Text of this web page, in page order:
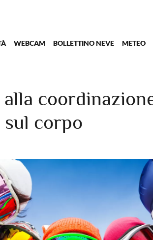
WEBCAM BOLLETTINO NEVE METEO
corpo